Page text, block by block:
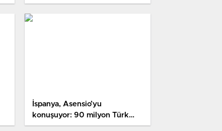
İspanya, Asensio’yu
konuşuyor: 90 milyon Türk
şaşkına döndü